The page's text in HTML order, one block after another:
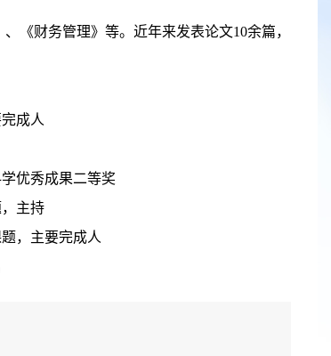
《财务管理》等。近年来发表论文10余篇，
成人
优秀成果二等奖
主持
，主要完成人